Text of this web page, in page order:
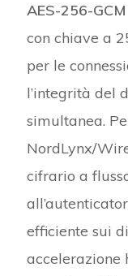
AES-256-GCM
con chiave a
per le
l’integrità del
simultanea.
NordLynx/
cifrario a
efficiente sui
accelerazione